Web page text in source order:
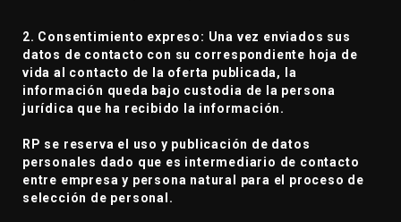
2. Consentimiento expreso: Una vez enviados sus
datos de contacto con su correspondiente hoja de
vida al contacto de la oferta publicada, la
información queda bajo custodia de la persona
jurídica que ha recibido la información.
RP se reserva el uso y publicación de datos
personales dado que es intermediario de contacto
entre empresa y persona natural para el proceso de
selección de personal.